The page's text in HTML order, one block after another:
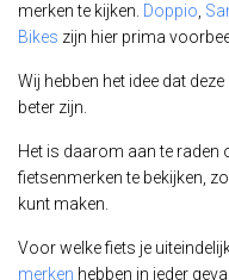
merken te kijken. Doppio,
Bikes zijn hier prima
Wij hebben het idee dat
beter zijn.
Het is daarom aan te raden
fietsenmerken te bekijken,
kunt maken.
Voor welke fiets je
merken hebben in ieder